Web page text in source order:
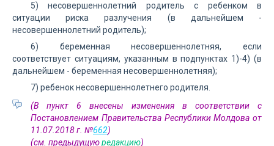
5) несовершеннолетний родитель с ребенком в
ситуации риска разлучения (в дальнейшем -
несовершеннолетний родитель);
6) беременная несовершеннолетняя, если
соответствует ситуациям, указанным в подпунктах 1)-4) (в
дальнейшем - беременная несовершеннолетняя);
7) ребенок несовершеннолетнего родителя.
(В пункт 6 внесены изменения в соответствии с
Постановлением Правительства Республики Молдова от
11.07.2018 г. №662)
(см. предыдущуюредакцию)